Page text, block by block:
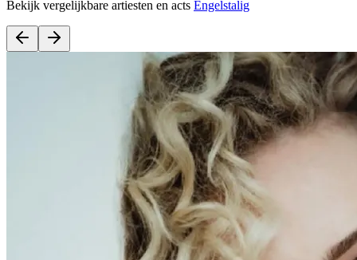
Bekijk vergelijkbare artiesten en acts Engelstalig